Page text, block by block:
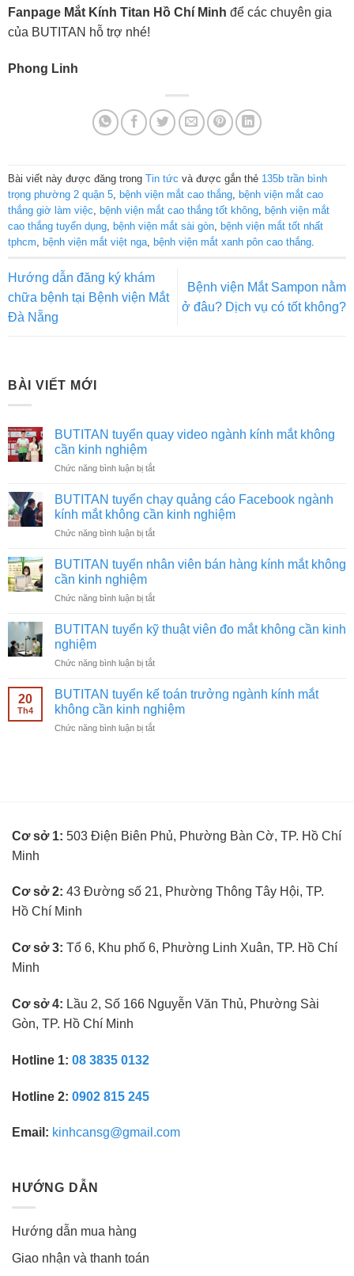
Fanpage Mắt Kính Titan Hồ Chí Minh để các chuyên gia
của BUTITAN hỗ trợ nhé!
Phong Linh
Bài viết này được đăng trong Tin tức và được gắn thẻ 135b trần bình
trọng phường 2 quận 5, bệnh viện mắt cao thắng,
bệnh viện mắt cao
thắng giờ làm việc
bệnh viện mắt cao thắng tốt không,
bệnh viện mắt
cao thắng tuyển dụng, bệnh viện mắt sài gòn,
bệnh viện mắt tốt nhất
tphcm
bệnh viện mắt việt nga, bệnh viện mắt xanh pôn cao thắng.
Hướng dẫn đăng ký khám
chữa bệnh tại Bệnh viện Mắt
Đà Nẵng
Bệnh viện Mắt Sampon nằm
ở đâu? Dịch vụ có tốt không?
BÀI VIẾT MỚI
BUTITAN tuyển quay video ngành kính mắt không
cần kinh nghiệm
Chức năng bình luận bị tắtở
tuyển
quay
video
ngành
mắt
kinh
BUTITAN tuyển chạy quảng cáo Facebook ngành
kính mắt không cần kinh nghiệm
Chức năng bình luận bị tắtở
tuyển
cáo
ngành
không
kinh
nghiệm
BUTITAN tuyển nhân viên bán hàng kính mắt không
cần kinh nghiệm
Chức năng bình luận bị tắtở
tuyển
nhân
bán
kính
mắt
không
cần
BUTITAN tuyển kỹ thuật viên đo mắt không cần kinh
nghiệm
Chức năng bình luận bị tắtở
tuyển
kỹ
thuật
viên
20
Th4
BUTITAN tuyển kế toán trưởng ngành kính mắt
không cần kinh nghiệm
Chức năng bình luận bị tắtở
mắt
nghiệm
Cơ sở 1: 503 Điện Biên Phủ, Phường Bàn Cờ, TP. Hồ Chí
Minh
Cơ sở 2: 43 Đường số 21, Phường Thông Tây Hội, TP.
Hồ Chí Minh
Cơ sở 3: Tổ 6, Khu phố 6, Phường Linh Xuân, TP. Hồ Chí
Minh
Cơ sở 4: Lầu 2, Số 166 Nguyễn Văn Thủ, Phường Sài
Gòn, TP. Hồ Chí Minh
Hotline 1: 08 3835 0132
Hotline 2: 0902 815 245
Email: kinhcansg@gmail.com
HƯỚNG DẪN
Hướng dẫn mua hàng
Giao nhận và thanh toán